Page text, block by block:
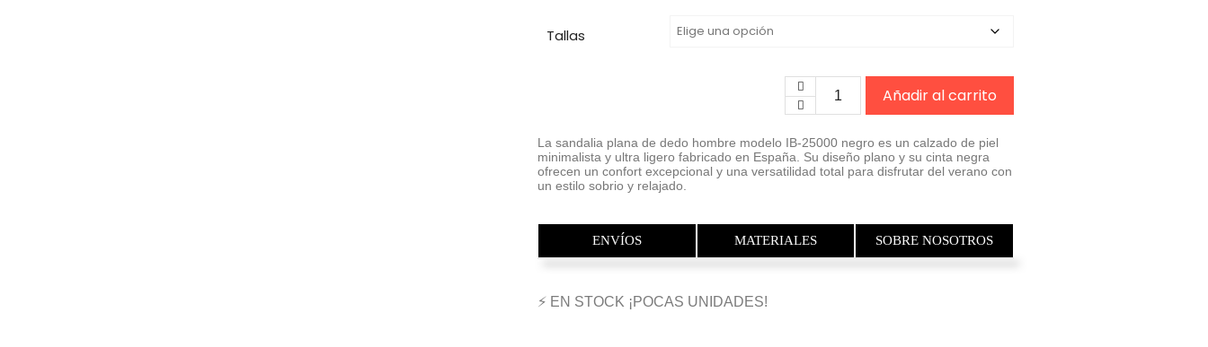
Tallas
Añadir al carrito
La sandalia plana de dedo hombre modelo IB-25000 negro es un calzado de piel
minimalista y ultra ligero fabricado en España. Su diseño plano y su cinta negra
ofrecen un confort excepcional y una versatilidad total para disfrutar del verano con
un estilo sobrio y relajado.
ENVÍOS MATERIALES SOBRE NOSOTROS
⚡ EN STOCK ¡POCAS UNIDADES!